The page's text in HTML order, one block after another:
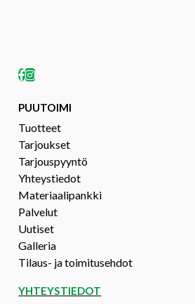
PUUTOIMI
Tuotteet
Tarjoukset
Tarjouspyyntö
Yhteystiedot
Materiaalipankki
Palvelut
Uutiset
Galleria
Tilaus- ja toimitusehdot
YHTEYSTIEDOT